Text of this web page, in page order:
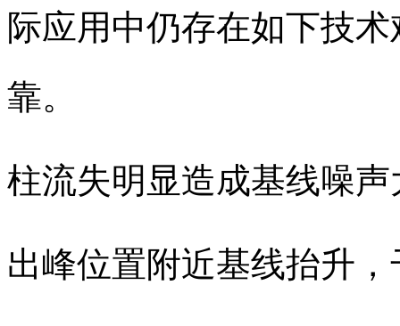
际应用中仍存在如下技
靠。
柱流失明显造成基线噪
出峰位置附近基线抬升